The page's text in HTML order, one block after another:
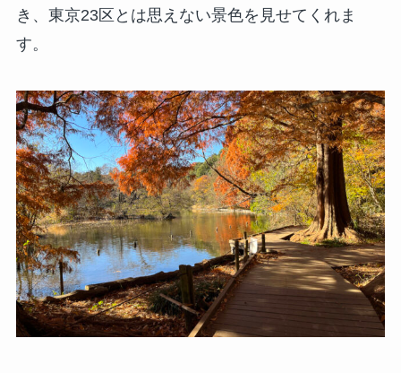
き、東京23区とは思えない景色を見せてくれま
す。